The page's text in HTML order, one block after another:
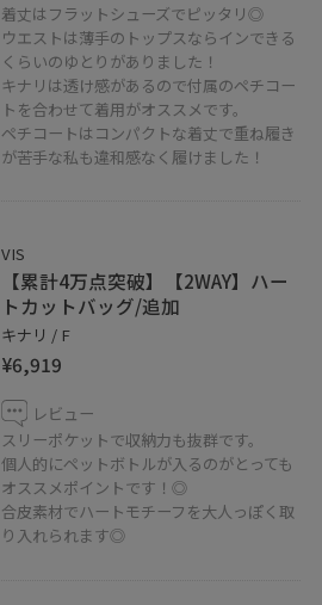
着丈はフラットシューズでピッタリ◎
ウエストは薄手のトップスならインできる
くらいのゆとりがありました！
キナリは透け感があるので付属のペチコー
トを合わせて着用がオススメです。
ペチコートはコンパクトな着丈で重ね履き
が苦手な私も違和感なく履けました！
VIS
【累計4万点突破】【2WAY】ハー
トカットバッグ/追加
キナリ / F
¥6,919
レビュー
スリーポケットで収納力も抜群です。
個人的にペットボトルが入るのがとっても
オススメポイントです！◎
合皮素材でハートモチーフを大人っぽく取
り入れられます◎